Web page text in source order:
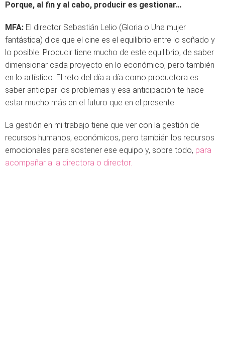
Porque, al fin y al cabo, producir es gestionar…
MFA: El director Sebastián Lelio (Gloria o Una mujer
fantástica) dice que el cine es el equilibrio entre lo soñado y
lo posible. Producir tiene mucho de este equilibrio, de saber
dimensionar cada proyecto en lo económico, pero también
en lo artístico. El reto del día a día como productora es
saber anticipar los problemas y esa anticipación te hace
estar mucho más en el futuro que en el presente.
La gestión en mi trabajo tiene que ver con la gestión de
recursos humanos, económicos, pero también los recursos
emocionales para sostener ese equipo y, sobre todo, para
acompañar a la directora o director.